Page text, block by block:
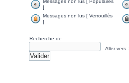
Messages non lus [ Populaires
]
Messages non lus [ Verrouillés
]
Recherche de :
Aller vers :